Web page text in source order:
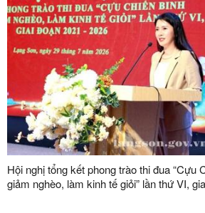
Hội nghị tổng kết phong trào thi đua “Cựu
giảm nghèo, làm kinh tế giỏi” lần thứ VI,